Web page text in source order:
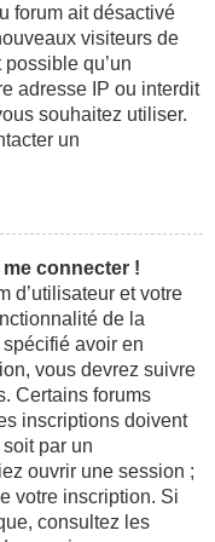
forum ait désactivé
visiteurs de
qu’un
adresse IP ou interdit
souhaitez utiliser.
un
connecter !
d’utilisateur et votre
de la
avoir en
vous devrez suivre
Certains forums
inscriptions doivent
par un
ouvrir une session ;
votre inscription. Si
consultez les